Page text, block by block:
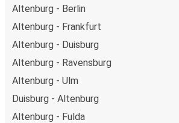
Altenburg - Berlin
Altenburg - Frankfurt
Altenburg - Duisburg
Altenburg - Ravensburg
Altenburg - Ulm
Duisburg - Altenburg
Altenburg - Fulda